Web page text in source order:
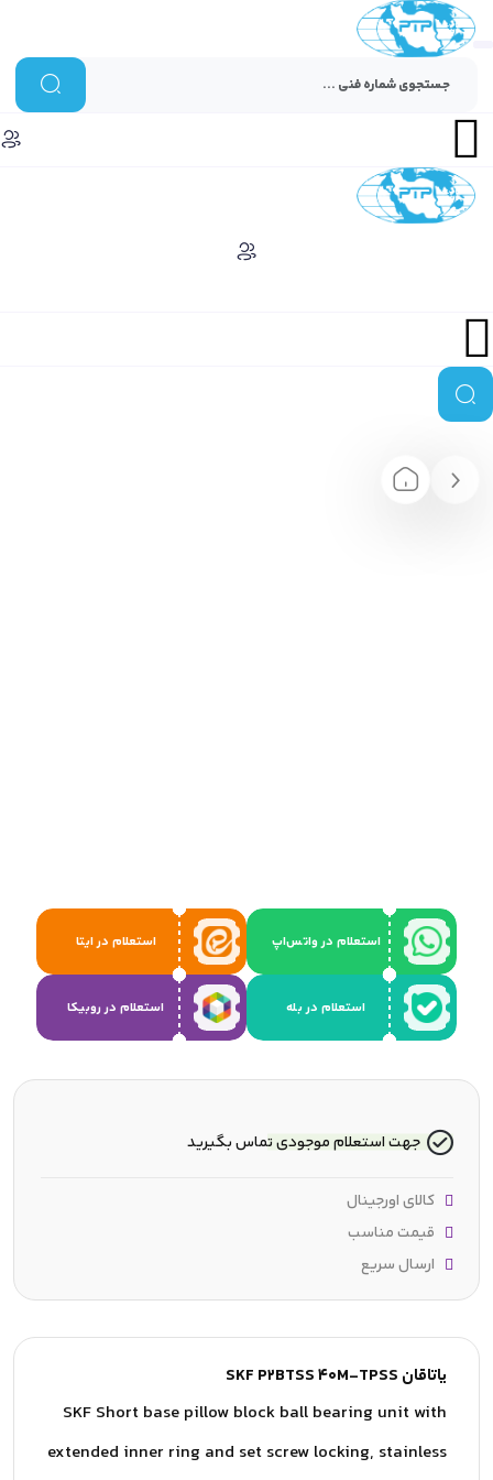
استعلام در واتس‌اپ استعلام در ایتا
استعلام در بله استعلام در روبیکا
یاتاقان SKF P2BTSS 40M-TPSS
SKF Short base pillow block ball bearing unit with
extended inner ring and set screw locking, stainless
جهت استعلام موجودی تماس بگیرید
کالای اورجینال
قیمت مناسب
ارسال سریع